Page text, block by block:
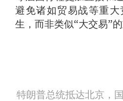
避免诸如贸易战等重
生，而非类似“大交易”
特朗普总统抵达北京，